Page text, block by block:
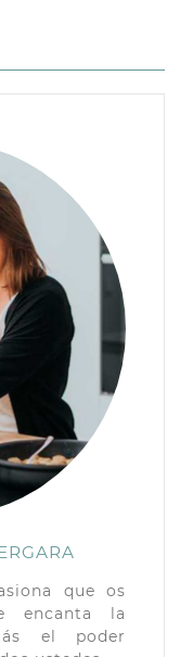
que os
encanta la
el poder